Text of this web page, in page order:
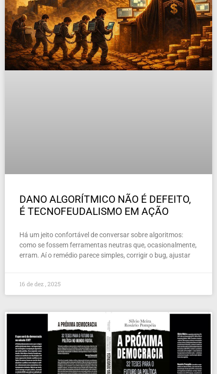
DANO ALGORÍTMICO NÃO É DEFEITO,
É TECNOFEUDALISMO EM AÇÃO
Há um jeito confortável de conversar sobre algoritmos:
como se fossem ferramentas neutras que, ocasionalmente,
erram. Aí o remédio parece simples, corrigir o bug, ajustar
16 de dez , 2025